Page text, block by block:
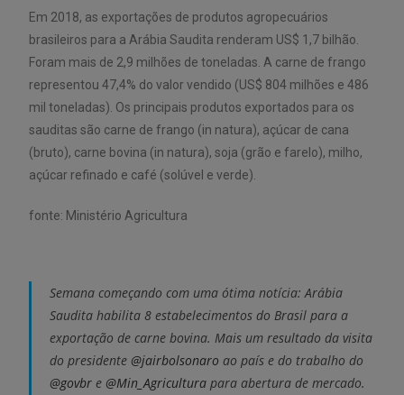
Em 2018, as exportações de produtos agropecuários
brasileiros para a Arábia Saudita renderam US$ 1,7 bilhão.
Foram mais de 2,9 milhões de toneladas. A carne de frango
representou 47,4% do valor vendido (US$ 804 milhões e 486
mil toneladas). Os principais produtos exportados para os
sauditas são carne de frango (in natura), açúcar de cana
(bruto), carne bovina (in natura), soja (grão e farelo), milho,
açúcar refinado e café (solúvel e verde).
fonte: Ministério Agricultura
Semana começando com uma ótima notícia: Arábia
Saudita habilita 8 estabelecimentos do Brasil para a
exportação de carne bovina. Mais um resultado da visita
do presidente @jairbolsonaro ao país e do trabalho do
@govbr e @Min_Agricultura para abertura de mercado.